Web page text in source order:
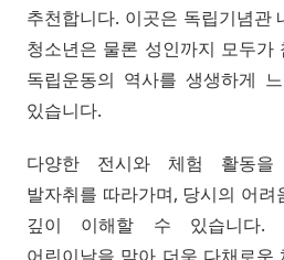
추천합니다. 이곳은 독립기념관
청소년은 물론 성인까지 모두가
독립운동의 역사를 생생하게
있습니다.
다양한 전시와 체험 활동을
발자취를 따라가며, 당시의 어
깊이 이해할 수 있습니다.
어린이날을 맞아 더욱 다채로운